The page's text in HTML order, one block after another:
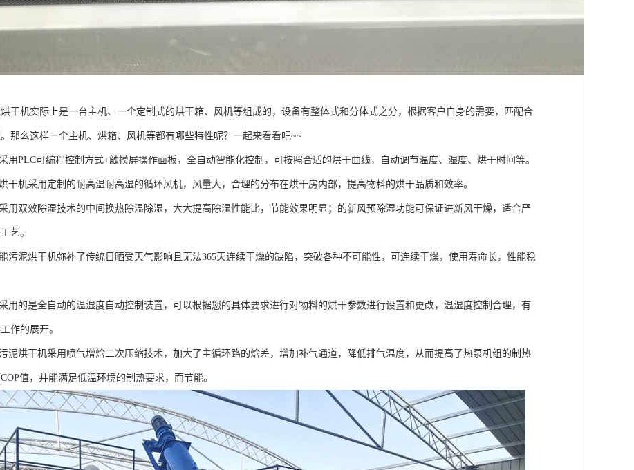
干机实际上是一台主机、一个定制式的烘干箱、风机等组成的，设备有整体式和分体式之分，根据客户自身的需要，匹配合
那么这样一个主机、烘箱、风机等都有哪些特性呢？一起来看看吧~~
用PLC可编程控制方式+触摸屏操作面板，全自动智能化控制，可按照合适的烘干曲线，自动调节温度、湿度、烘干时间等。
干机采用定制的耐高温耐高湿的循环风机，风量大，合理的分布在烘干房内部，提高物料的烘干品质和效率。
用双效除湿技术的中间换热除温除湿，大大提高除湿性能比，节能效果明显；的新风预除湿功能可保证进新风干燥，适合严
艺。
污泥烘干机弥补了传统日晒受天气影响且无法365天连续干燥的缺陷，突破各种不可能性，可连续干燥，使用寿命长，性能稳
用的是全自动的温湿度自动控制装置，可以根据您的具体要求进行对物料的烘干参数进行设置和更改，温湿度控制合理，有
作的展开。
泥烘干机采用喷气增焓二次压缩技术，加大了主循环路的焓差，增加补气通道，降低排气温度，从而提高了热泵机组的制热
值，并能满足低温环境的制热要求，而节能。